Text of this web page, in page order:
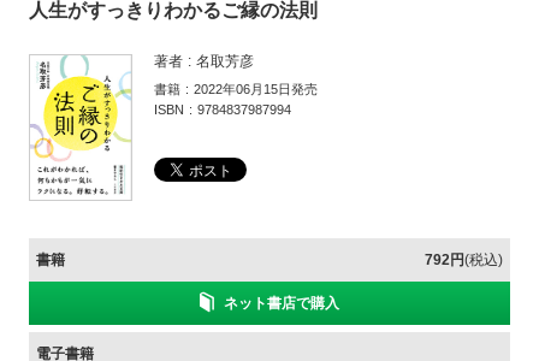
人生がすっきりわかるご縁の法則
著者 名取芳彦
書籍
2022年06月15日発売
ISBN
9784837987994
書籍 792円(税込)
ネット書店で購入
電子書籍